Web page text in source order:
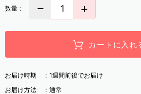
数量：
カートに入れ
お届け時期 ： 1週間前後でお届け
お届け方法 ： 通常